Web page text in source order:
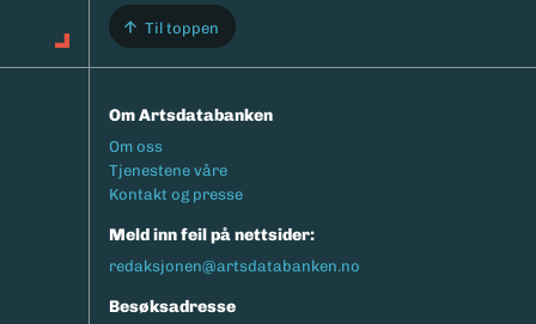
Til toppen
Om Artsdatabanken
Footermeny
Om oss
Tjenestene våre
Kontakt og presse
Meld inn feil på nettsider:
redaksjonen@artsdatabanken.no
Besøksadresse